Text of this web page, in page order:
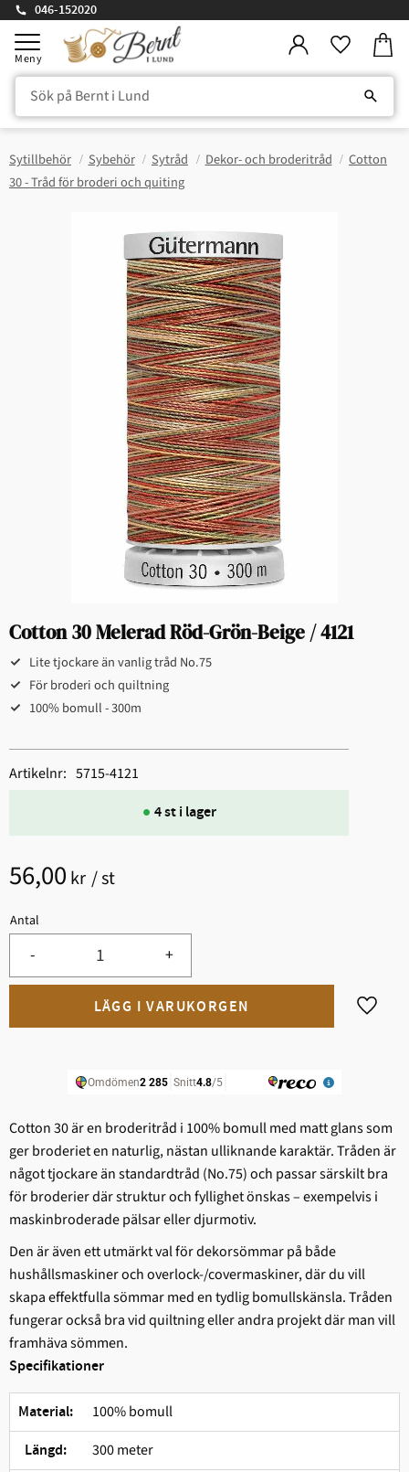
Meny
046-152020
Sytillbehör Sybehör Sytråd Dekor- och broderitråd
Cotton
30 - Tråd för broderi och quiting
Cotton 30 Melerad Röd-Grön-Beige / 4121
Lite tjockare än vanlig tråd No.75
För broderi och quiltning​
100% bomull - 300m
56,00 kr /st
Antal
+
-
Lägg
4 st i lager
Artikelnr 5715-4121
Cotton 30 är en broderitråd i 100% bomull med matt glans som
ger broderiet en naturlig, nästan ulliknande karaktär. Tråden är
något tjockare än standardtråd (No.75) och passar särskilt bra
för broderier där struktur och fyllighet önskas – exempelvis i
maskinbroderade pälsar eller djurmotiv.
Den är även ett utmärkt val för dekorsömmar på både
hushållsmaskiner och overlock-/covermaskiner, där du vill
skapa effektfulla sömmar med en tydlig bomullskänsla. Tråden
fungerar också bra vid quiltning eller andra projekt där man vill
framhäva sömmen.
Specifikationer
Material: 100% bomull
Längd: 300 meter